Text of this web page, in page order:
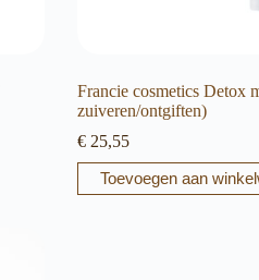
Francie cosmetics Detox
zuiveren/ontgiften)
€25,55
Toevoegen aan